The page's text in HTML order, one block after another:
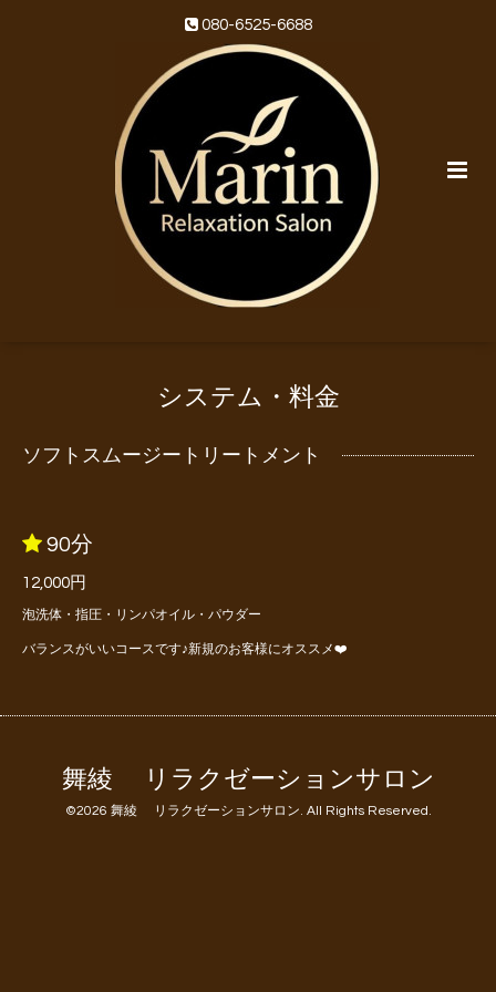
080-6525-6688
システム・料金
ソフトスムージートリートメント
90分
12,000円
泡洗体・指圧・リンパオイル・パウダー
バランスがいいコースです♪新規のお客様にオススメ❤️
舞綾 リラクゼーションサロン
©2026 舞綾 リラクゼーションサロン. All Rights Reserved.